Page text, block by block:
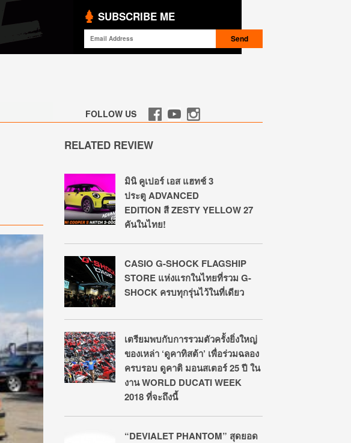
SUBSCRIBE ME
FOLLOW US
RELATED REVIEW
มินิ คูเปอร์ เอส แฮทช์ 3
ประตู ADVANCED
EDITION สี ZESTY YELLOW 27
คันในไทย!
CASIO G-SHOCK FLAGSHIP
STORE แห่งแรกในไทยที่รวม G-
SHOCK ครบทุกรุ่นไว้ในที่เดียว
เตรียมพบกับการรวมตัวครั้งยิ่งใหญ่
ของเหล่า ‘ดูคาทิสต้า’ เพื่อร่วมฉลอง
ครบรอบ ดูคาติ มอนสเตอร์ 25 ปี ใน
งาน WORLD DUCATI WEEK
2018 ที่จะถึงนี้
“DEVIALET PHANTOM” สุดยอด